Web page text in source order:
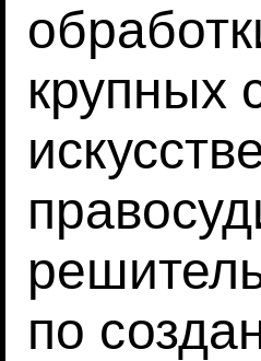
крупных
по